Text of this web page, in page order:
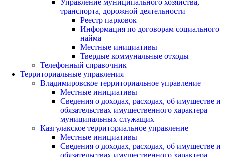
транспорта, дорожной деятельности
Реестр парковок
Информация по договорам социального
найма
Местные инициативы
Твердые коммунальные отходы
Телефонный справочник
Территориальные управления
Владимировское территориальное управление
Местные инициативы
Сведения о доходах, расходах, об имуществе и
обязательствах имущественного характера
муниципальных служащих
Казгулакское территориальное управление
Местные инициативы
Сведения о доходах, расходах, об имуществе и
обязательствах имущественного характера